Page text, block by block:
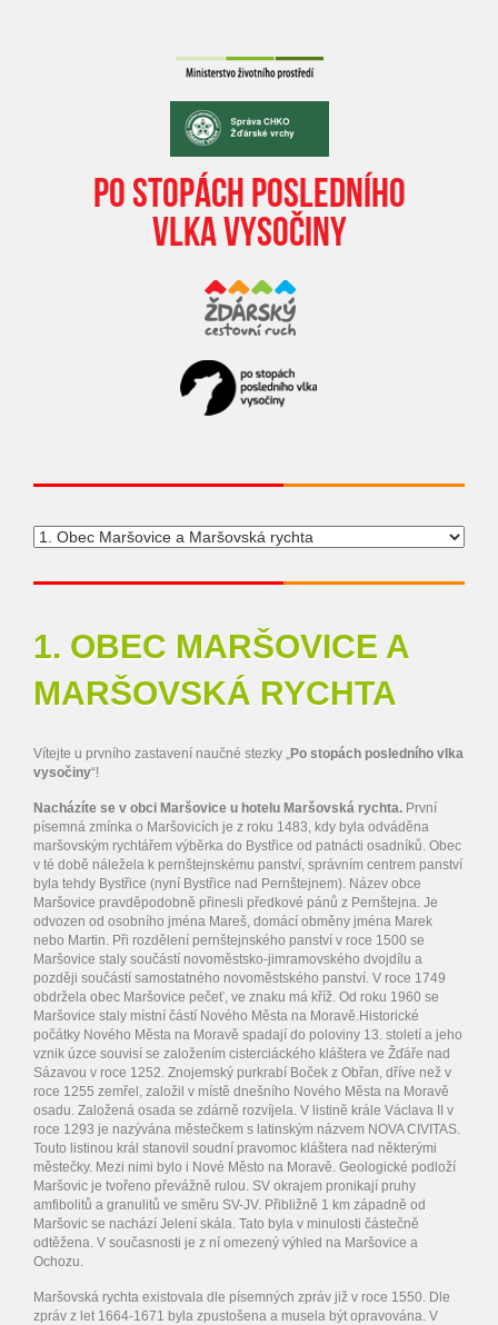
PO STOPÁCH POSLEDNÍHO
VLKA VYSOČINY
1. OBEC MARŠOVICE A
MARŠOVSKÁ RYCHTA
Vítejte u prvního zastavení naučné stezky „Po stopách posledního vlka
vysočiny“!
Nacházíte se v obci Maršovice u hotelu Maršovská rychta. První
písemná zmínka o Maršovicích je z roku 1483, kdy byla odváděna
maršovským rychtářem výběrka do Bystřice od patnácti osadníků. Obec
v té době náležela k pernštejnskému panství, správním centrem panství
byla tehdy Bystřice (nyní Bystřice nad Pernštejnem). Název obce
Maršovice pravděpodobně přinesli předkové pánů z Pernštejna. Je
odvozen od osobního jména Mareš, domácí obměny jména Marek
nebo Martin. Při rozdělení pernštejnského panství v roce 1500 se
Maršovice staly součástí novoměstsko-jimramovského dvojdílu a
později součástí samostatného novoměstského panství. V roce 1749
obdržela obec Maršovice pečeť, ve znaku má kříž. Od roku 1960 se
Maršovice staly místní částí Nového Města na Moravě.Historické
počátky Nového Města na Moravě spadají do poloviny 13. století a jeho
vznik úzce souvisí se založením cisterciáckého kláštera ve Žďáře nad
Sázavou v roce 1252. Znojemský purkrabí Boček z Obřan, dříve než v
roce 1255 zemřel, založil v místě dnešního Nového Města na Moravě
osadu. Založená osada se zdárně rozvíjela. V listině krále Václava II v
roce 1293 je nazývána městečkem s latinským názvem NOVA CIVITAS.
Touto listinou král stanovil soudní pravomoc kláštera nad některými
městečky. Mezi nimi bylo i Nové Město na Moravě. Geologické podloží
Maršovic je tvořeno převážně rulou. SV okrajem pronikají pruhy
amfibolitů a granulitů ve směru SV-JV. Přibližně 1 km západně od
Maršovic se nachází Jelení skála. Tato byla v minulosti částečně
odtěžena. V současnosti je z ní omezený výhled na Maršovice a
Ochozu.
Maršovská rychta existovala dle písemných zpráv již v roce 1550. Dle
zpráv z let 1664-1671 byla zpustošena a musela být opravována. V